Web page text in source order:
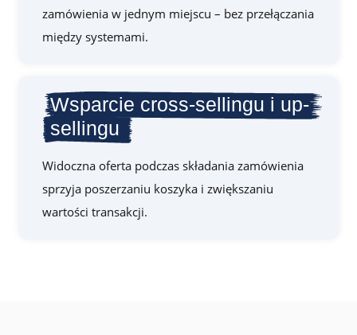
zamówienia w jednym miejscu – bez przełączania
między systemami.
Wsparcie cross-sellingu i up-
sellingu
Widoczna oferta podczas składania zamówienia
sprzyja poszerzaniu koszyka i zwiększaniu
wartości transakcji.